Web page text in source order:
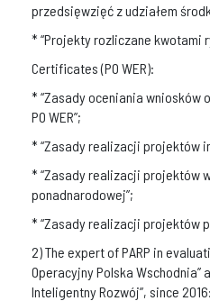
przedsięwzięć z udziałem
* “Projekty rozliczane kwotami
Certificates (PO WER):
* “Zasady oceniania wniosków
PO WER”;
* “Zasady realizacji projektów
* “Zasady realizacji projektów
ponadnarodowej”;
* “Zasady realizacji projektów
2) The expert of PARP in
Operacyjny Polska Wschodnia”
Inteligentny Rozwój”, since 2016: